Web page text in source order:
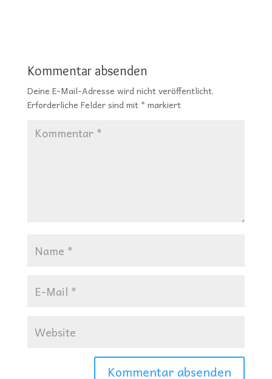
Kommentar absenden
Deine E-Mail-Adresse wird nicht veröffentlicht.
Erforderliche Felder sind mit * markiert